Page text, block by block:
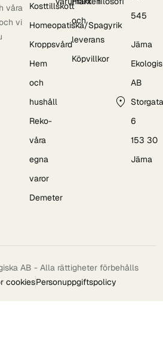
våra
vi
Kosttillskott
Homeopatiska/Spagyrik
Kroppsvård
Hem
och
hushåll
Reko-
våra
egna
varor
Demeter
och
leverans
Köpvillkor
545
Järna
AB
6
153 30
Järna
AB - Alla rättigheter förbehålls
cookiesPersonuppgiftspolicy